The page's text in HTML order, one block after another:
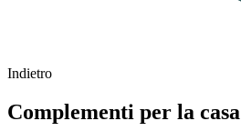
Indietro
Complementi per la casa